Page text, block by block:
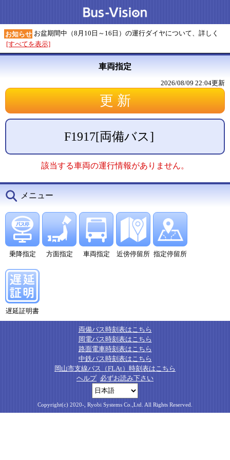
お知らせ お盆期間中（8月10日～16日）の運行ダイヤについて、詳しく
[すべてを表示]
車両指定
2026/08/09 22:04更新
F1917[両備バス]
該当する車両の運行情報がありません。
メニュー
乗降指定 方面指定 車両指定 近傍停留所 指定停留所
遅延証明書
両備バス時刻表はこちら
岡電バス時刻表はこちら
路面電車時刻表はこちら
中鉄バス時刻表はこちら
岡山市支線バス（FLAt）時刻表はこちら
ヘルプ 必ずお読み下さい
Copyright(c) 2020-, Ryobi Systems Co.,Ltd. All Rights Reserved.